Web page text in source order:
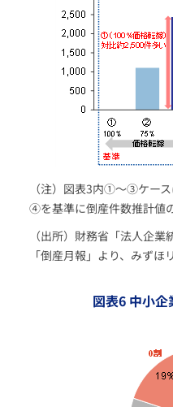
（注）図表3内①～③ケー
④を基準に倒産件数推計値
（出所）財務省「法人企
「倒産月報」より、みず
図表6 中小